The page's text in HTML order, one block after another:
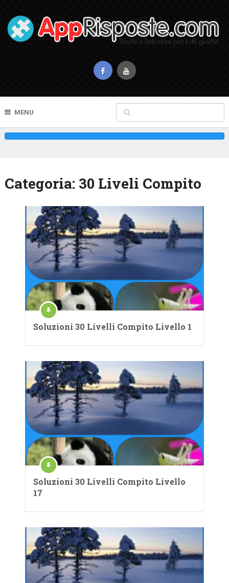
MENU
Categoria: 30 Liveli Compito
Soluzioni 30 Livelli Compito Livello 1
Soluzioni 30 Livelli Compito Livello
17